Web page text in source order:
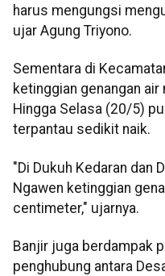
harus mengungsi
ujar Agung Triyono.
Sementara di
ketinggian genangan
Hingga Selasa (20/5)
terpantau sedikit naik.
"Di Dukuh Kedaran dan
Ngawen ketinggian
centimeter," ujarnya.
Banjir juga berdampak
penghubung antara